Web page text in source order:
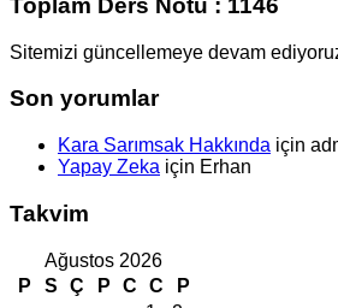
Toplam Ders Notu : 1146
Sitemizi güncellemeye devam
Son yorumlar
Kara Sarımsak Hakkında için
Yapay Zeka için Erhan
Takvim
Ağustos 2026
P
S Ç P C C
P